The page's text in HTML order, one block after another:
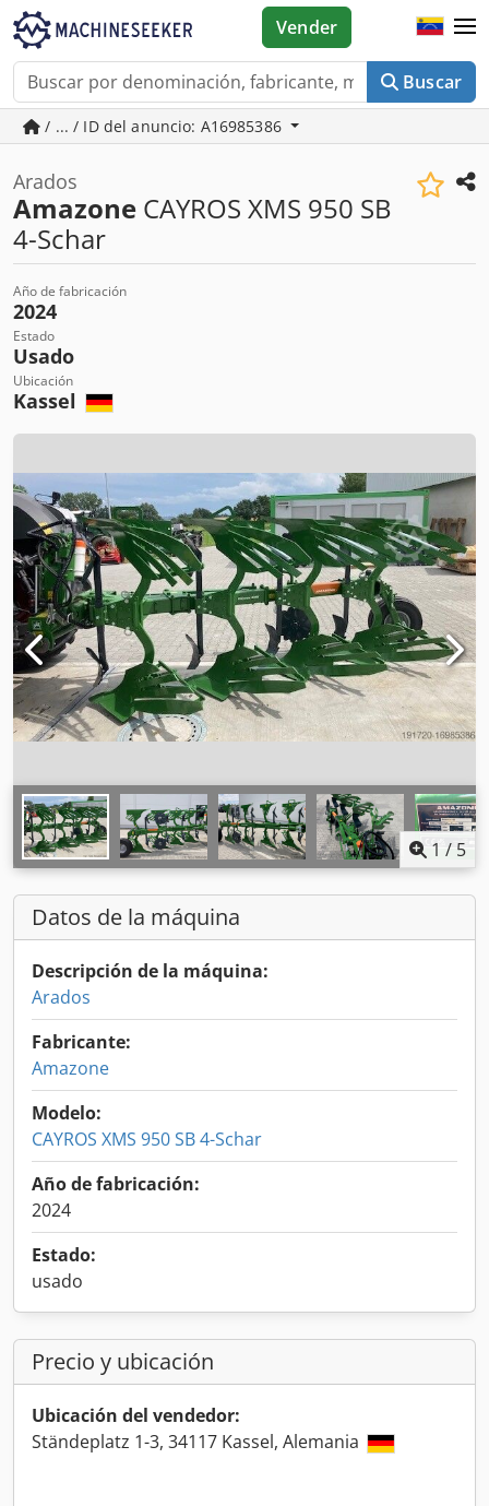
Buscar
Vender
/ ... / ID del anuncio: A16985386
Arados
Amazone CAYROS XMS 950 SB
4-Schar
Año de fabricación
2024
Estado
Usado
Ubicación
Kassel
1 / 5
Datos de la máquina
Descripción de la máquina:
Arados
Fabricante:
Amazone
Modelo:
CAYROS XMS 950 SB 4-Schar
Año de fabricación:
2024
Estado:
usado
Precio y ubicación
Ubicación del vendedor:
Ständeplatz 1-3, 34117 Kassel, Alemania